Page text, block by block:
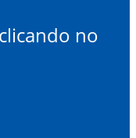
no